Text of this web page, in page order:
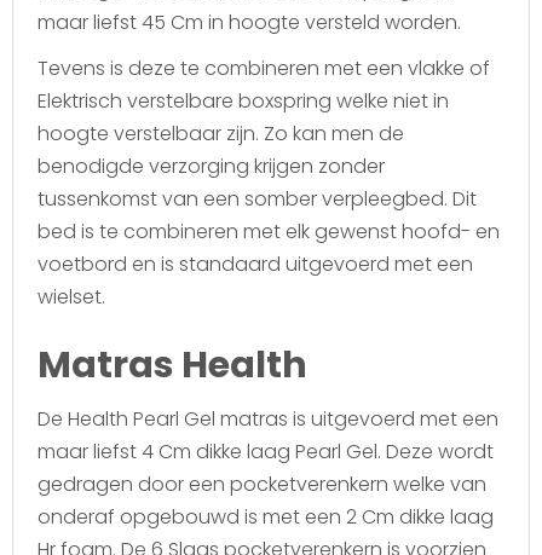
maar liefst 45 Cm in hoogte versteld worden.
Tevens is deze te combineren met een vlakke of
Elektrisch verstelbare boxspring welke niet in
hoogte verstelbaar zijn. Zo kan men de
benodigde verzorging krijgen zonder
tussenkomst van een somber verpleegbed. Dit
bed is te combineren met elk gewenst hoofd- en
voetbord en is standaard uitgevoerd met een
wielset.
Matras Health
De Health Pearl Gel matras is uitgevoerd met een
maar liefst 4 Cm dikke laag Pearl Gel. Deze wordt
gedragen door een pocketverenkern welke van
onderaf opgebouwd is met een 2 Cm dikke laag